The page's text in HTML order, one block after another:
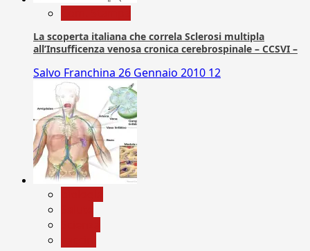
La scoperta italiana che correla Sclerosi multipla
all’Insufficenza venosa cronica cerebrospinale – CCSVI –
Salvo Franchina 26 Gennaio 2010 12